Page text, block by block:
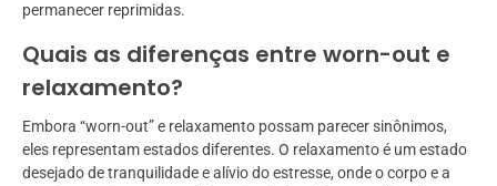
permanecer reprimidas.
Quais as diferenças entre worn-out e
relaxamento?
Embora “worn-out” e relaxamento possam parecer sinônimos,
eles representam estados diferentes. O relaxamento é um estado
desejado de tranquilidade e alívio do estresse, onde o corpo e a